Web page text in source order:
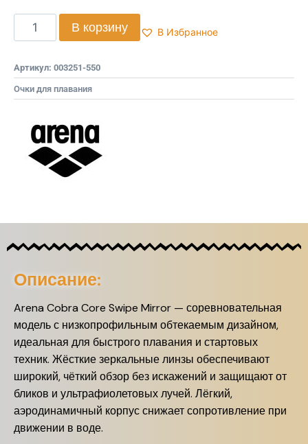
В корзину В Избранное
Артикул: 003251-550
Очки для плавания
Описание:
Arena Cobra Core Swipe Mirror — соревновательная
модель с низкопрофильным обтекаемым дизайном,
идеальная для быстрого плавания и стартовых
техник. Жёсткие зеркальные линзы обеспечивают
широкий, чёткий обзор без искажений и защищают от
бликов и ультрафиолетовых лучей. Лёгкий,
аэродинамичный корпус снижает сопротивление при
движении в воде.